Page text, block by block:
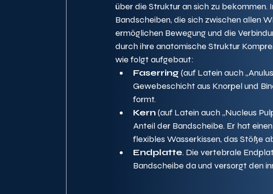
über die Struktur an sich zu
Bandscheiben, die sich zwischen allen
ermöglichen Bewegung und die
durch ihre anatomische Struktur
wie folgt aufgebaut:
Faserring (auf Latein auch
Gewebeschicht aus Knorpel und
formt.
Kern (auf Latein auch „Nucleus
Anteil der Bandscheibe. Er hat
flexibles Wasserkissen, das Stöße
Endplatte. Die vertebrale
Bandscheibe da und versorgt den